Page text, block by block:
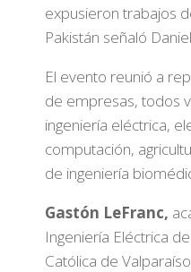
expusieron trabajos
Pakistán señaló
El evento reunió a
de empresas, todos
ingeniería eléctrica,
computación,
de ingeniería
Gastón LeFranc,
Ingeniería Eléctrica
Católica de